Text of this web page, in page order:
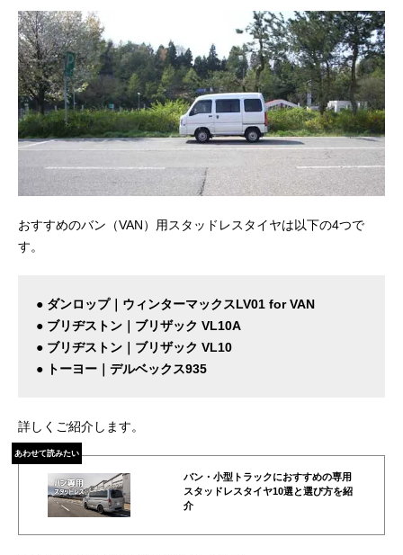
おすすめのバン（VAN）用スタッドレスタイヤは以下の4つで
す。
● ダンロップ｜ウィンターマックスLV01 for VAN
● ブリヂストン｜ブリザック VL10A
● ブリヂストン｜ブリザック VL10
● トーヨー｜デルベックス935
詳しくご紹介します。
あわせて読みたい
バン・小型トラックにおすすめの専用
スタッドレスタイヤ10選と選び方を紹
介